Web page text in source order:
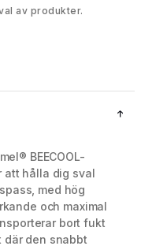
av produkter.
BEECOOL-
att hålla dig sval
med hög
och maximal
bort fukt
den snabbt